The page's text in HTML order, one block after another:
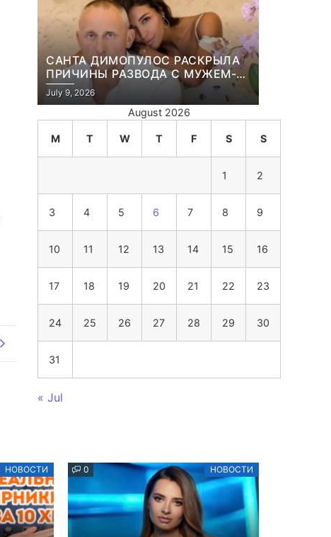
САНТА ДИМОПУЛОС РАСКРЫЛА
ПРИЧИНЫ РАЗВОДА С МУЖЕМ-
БИЗНЕСМЕНОМ
July 9, 2026
August 2026
M T W T F S S
1 2
3 4 5 6 7 8 9
10 11 12 13 14 15 16
17 18 19 20 21 22 23
24 25 26 27 28 29 30
31
« Jul
НОВОСТИ 0 НОВОСТИ